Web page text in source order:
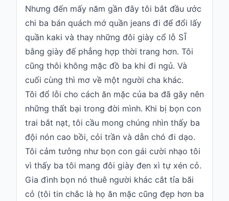
Nhưng đến mấy năm gần đây tôi bắt đầu ước
chi ba bán quách mớ quần jeans đi để đổi lấy
quần kaki và thay những đôi giày cổ lỗ SĨ
bằng giày đế phẳng hợp thời trang hơn. Tôi
cũng thôi không mặc đồ ba khi đi ngủ. Và
cuối cùng thì mơ về một người cha khác.
Tôi đổ lỗi cho cách ăn mặc của ba đã gây nên
những thất bại trong đời mình. Khi bị bọn con
trai bắt nạt, tôi cầu mong chúng nhìn thấy ba
đội nón cao bồi, cỏi trần và dẫn chó đi dạo.
Tôi cảm tưởng như bọn con gái cười nhạo tôi
vì thấy ba tôi mang đôi giày đen xì tự xén cỏ.
Gia đình bọn nó thuê người khác cắt tỉa bãi
cỏ (tôi tin chắc là họ ăn mặc cũng đẹp hơn ba